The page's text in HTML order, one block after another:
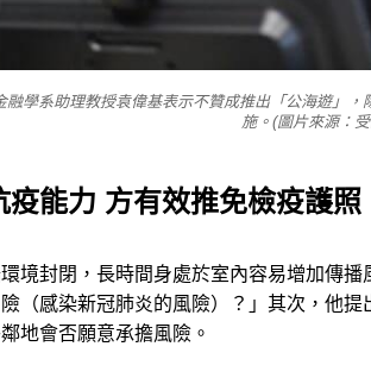
融學系助理教授袁偉基表示不贊成推出「公海遊」
施。(圖片來源：
疫能力 方有效推免檢疫護照
境封閉，長時間身處於室內容易增加傳
（感染新冠肺炎的風險）？」其次，他
地會否願意承擔風險。